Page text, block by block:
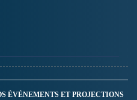
ÉVÉNEMENTS ET PROJECTIONS